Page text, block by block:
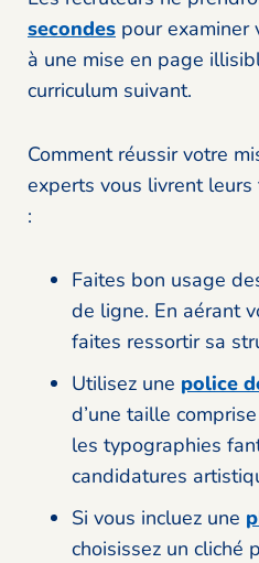
secondes pour examiner
à une mise en page
curriculum suivant.
Comment réussir votre
experts vous livrent
:
Faites bon usage
de ligne. En aérant
faites ressortir sa
Utilisez une police
d’une taille
les typographies
candidatures
Si vous incluez une
choisissez un cliché